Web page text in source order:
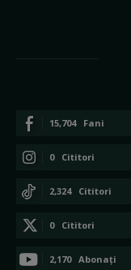
15,704 Fani
0 Cititori
2,324 Cititori
0 Cititori
2,170 Abonați